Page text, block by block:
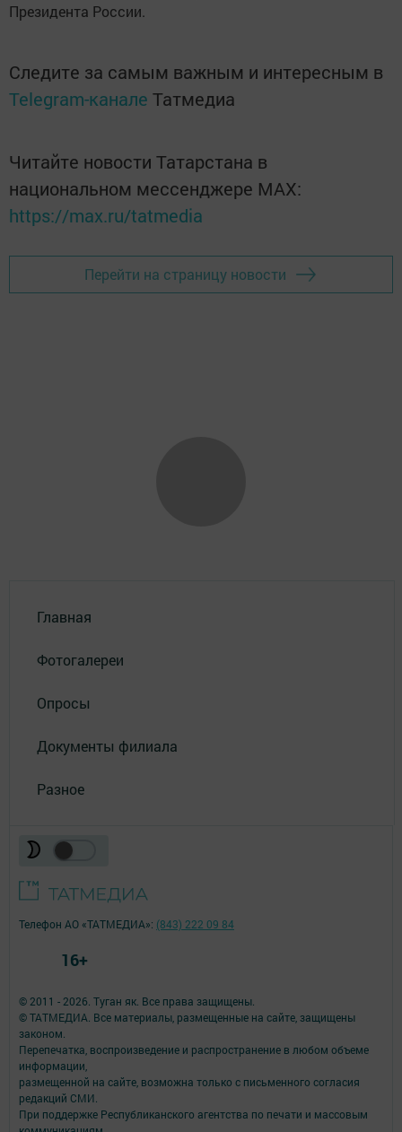
Президента России.
Следите за самым важным и интересным в
Telegram-канале Татмедиа
Читайте новости Татарстана в
национальном мессенджере MАХ:
https://max.ru/tatmedia
Перейти на страницу новости
Главная
Фотогалереи
Опросы
Документы филиала
Разное
© 2011 - 2026. Туган як. Все права защищены.
© ТАТМЕДИА. Все материалы, размещенные на сайте, защищены
законом.
Перепечатка, воспроизведение и распространение в любом объеме
информации,
размещенной на сайте, возможна только с письменного согласия
редакций СМИ.
При поддержке Республиканского агентства по печати и массовым
Телефон АО «ТАТМЕДИА»: (843) 222 09 84
16+